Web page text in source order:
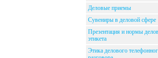
Деловые приемы
Сувениры в деловой сфере
Презентация и нормы
этикета
Этика делового